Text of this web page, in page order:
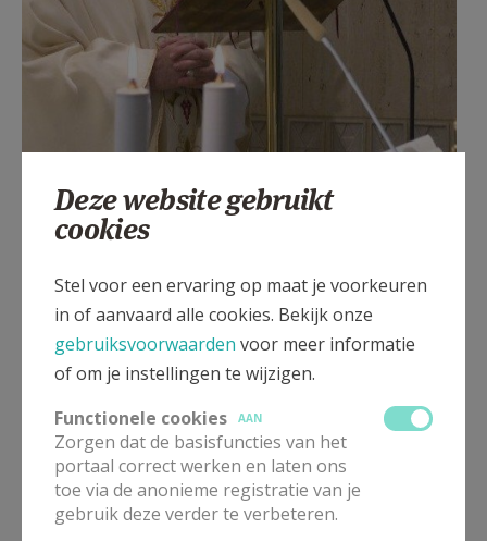
GEEN BLIND GELOOF IN TECHNOLOGIE
Alleen maar zoeken naar een technische remedie
voor ieder milieuprobleem dat zich voordoet,
betekent zaken isoleren die in werkelijkheid met
elkaar verbonden zijn, en de ware en diepste
problemen van het wereldsysteem verbergen.
Niemand wil terugkeren naar het stenen tijdperk,
maar het is noodzakelijk tempo terug te nemen om
op een andere wijze naar de werkelijkheid te kijken,
Deze website gebruikt
cookies
Stel voor een ervaring op maat je voorkeuren
in of aanvaard alle cookies. Bekijk onze
gebruiksvoorwaarden voor meer informatie
of om je instellingen te wijzigen.
Functionele cookies
AAN
Zorgen dat de basisfuncties van het
portaal correct werken en laten ons
toe via de anonieme registratie van je
gebruik deze verder te verbeteren.